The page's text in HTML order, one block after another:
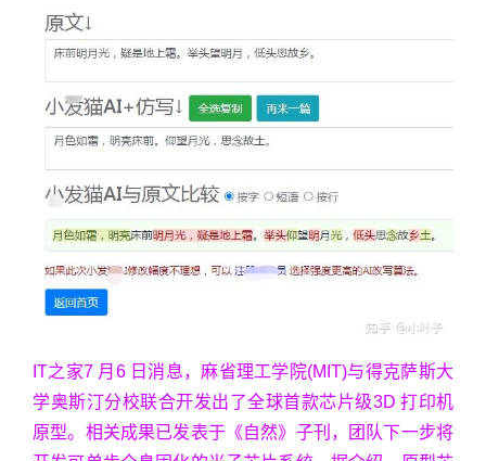
IT之家7 月6 日消息，麻省理工学院(MIT)与得克萨斯大
学奥斯汀分校联合开发出了全球首款芯片级3D 打印机
原型。相关成果已发表于《自然》子刊，团队下一步将